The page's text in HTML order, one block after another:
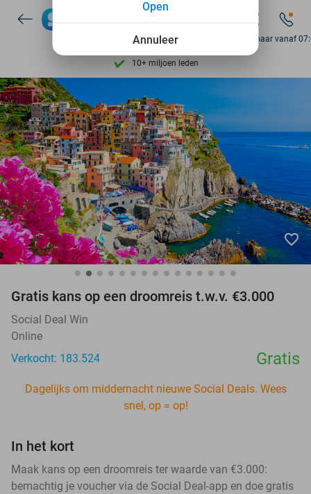
Ontdek 15.000+ deals
7 dagen per week beschikbaar
10+ miljoen leden
Ontdek 15.000+ deals
7 dagen per week beschikbaar
10+ miljoen leden
Bereikbaar vanaf
favorite_border
Gratis kans op een droomreis t.w.v. €3.000
Social Deal Win
Online
Verkocht: 183.524
Gratis
Dagelijks om middernacht nieuwe Social Deals. Wees
snel, op = op!
In het kort
Maak kans op een droomreis ter waarde van €3.000:
bemachtig je voucher via de Social Deal-app en doe gratis
Annuleer
Open